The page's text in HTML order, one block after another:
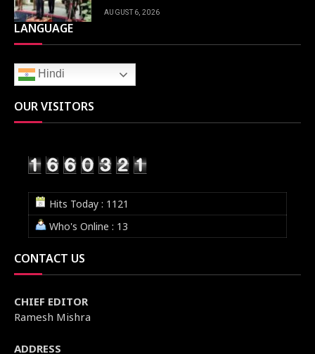
AUGUST 6, 2026
LANGUAGE
Hindi
OUR VISITORS
Hits Today : 1121
Who's Online : 13
CONTACT US
CHIEF EDITOR
Ramesh Mishra
ADDRESS